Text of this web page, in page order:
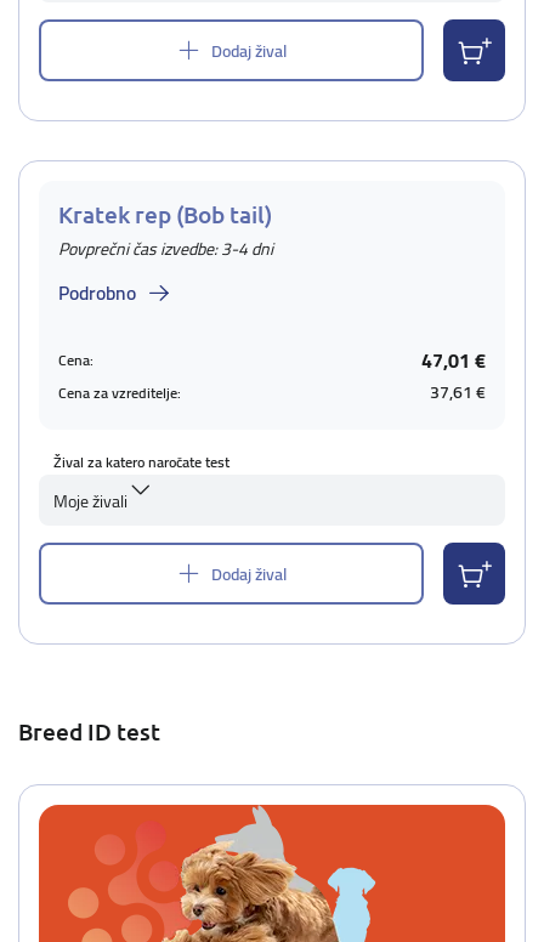
Dodaj žival
Kratek rep (Bob tail)
Povprečni čas izvedbe: 3-4 dni
Podrobno
Cena: 47,01 €
Cena za vzreditelje: 37,61 €
Žival za katero naročate test
Moje živali
Dodaj žival
Breed ID test